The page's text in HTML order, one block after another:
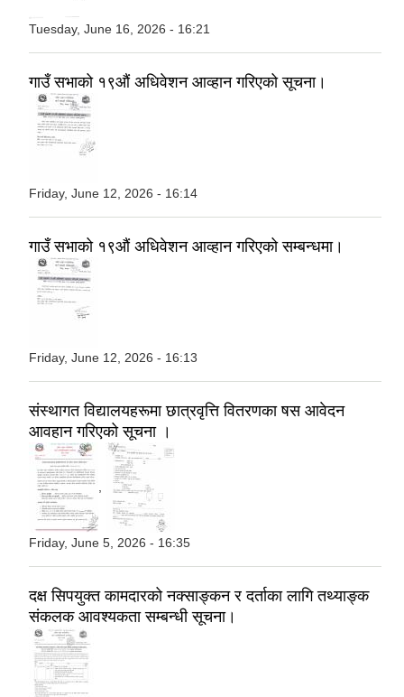
Tuesday, June 16, 2026 - 16:21
गाउँ सभाको १९औं अधिवेशन आव्हान गरिएको सूचना।
Friday, June 12, 2026 - 16:14
गाउँ सभाको १९औं अधिवेशन आव्हान गरिएको सम्बन्धमा।
Friday, June 12, 2026 - 16:13
संस्थागत विद्यालयहरूमा छात्रवृत्ति वितरणका षस आवेदन
आवहान गरिएको सूचना ।
Friday, June 5, 2026 - 16:35
दक्ष सिपयुक्‍त कामदारको नक्साङ्‍कन र दर्ताका लागि तथ्याङ्क
संकलक आवश्यकता सम्बन्धी सूचना।